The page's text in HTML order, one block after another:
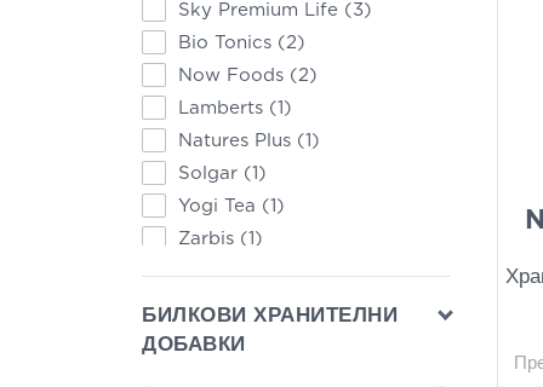
Sky Premium Life (3)
Bio Tonics (2)
Now Foods (2)
Lamberts (1)
Natures Plus (1)
Solgar (1)
Yogi Tea (1)
Zarbis (1)
БИЛКОВИ ХРАНИТЕЛНИ
ДОБАВКИ